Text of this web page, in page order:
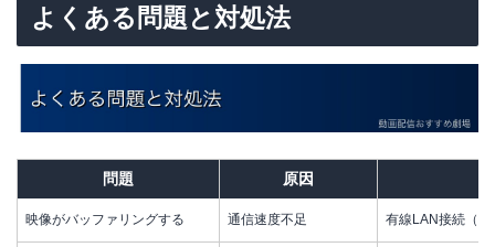
よくある問題と対処法
問題 原因
映像がバッファリングする 通信速度不足 有線LAN接続（